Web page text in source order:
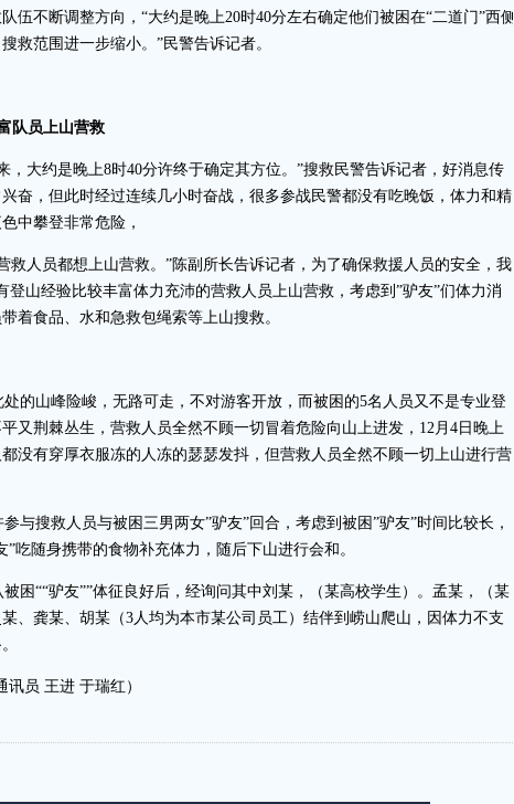
伍不断调整方向，“大约是晚上20时40分左右确定他们被困在“二道门”西侧
救范围进一步缩小。”民警告诉记者。
队员上山营救
大约是晚上8时40分许终于确定其方位。”搜救民警告诉记者，好消息传
奋，但此时经过连续几小时奋战，很多参战民警都没有吃晚饭，体力和精
中攀登非常危险，
人员都想上山营救。”陈副所长告诉记者，为了确保救援人员的安全，我
登山经验比较丰富体力充沛的营救人员上山营救，考虑到”驴友”们体力消
着食品、水和急救包绳索等上山搜救。
的山峰险峻，无路可走，不对游客开放，而被困的5名人员又不是专业登
又荆棘丛生，营救人员全然不顾一切冒着危险向山上进发，12月4日晚上
没有穿厚衣服冻的人冻的瑟瑟发抖，但营救人员全然不顾一切上山进行营
与搜救人员与被困三男两女”驴友”回合，考虑到被困”驴友”时间比较长，
”吃随身携带的食物补充体力，随后下山进行会和。
困““驴友””体征良好后，经询问其中刘某，（某高校学生）。孟某，（某
、龚某、胡某（3人均为本市某公司员工）结伴到崂山爬山，因体力不支
员 王进 于瑞红）